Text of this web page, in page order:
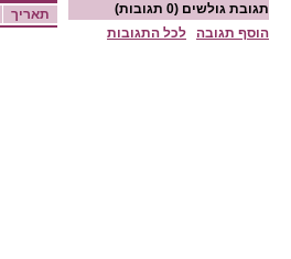
תאריך תגובת גולשים (0 תגובות)
הוסף תגובה
לכל התגובות